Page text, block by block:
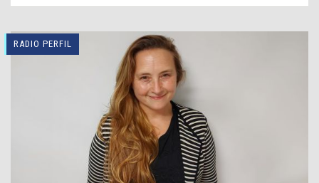
RADIO PERFIL